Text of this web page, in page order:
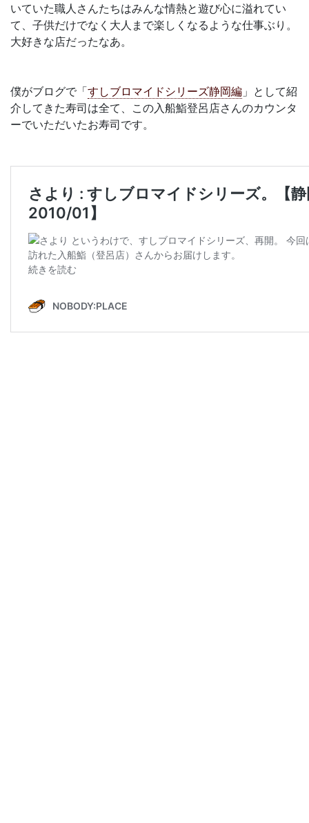
いていた職人さんたちはみんな情熱と遊び心に溢れてい
て、子供だけでなく大人まで楽しくなるような仕事ぶり。
大好きな店だったなあ。
僕がブログで「すしブロマイドシリーズ静岡編 」として紹
介してきた寿司は全て、この入船鮨登呂店さんのカウンタ
ーでいただいたお寿司です。